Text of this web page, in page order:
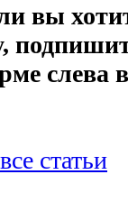
вы
слева
статьи